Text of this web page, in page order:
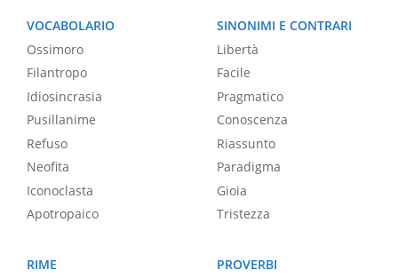
VOCABOLARIO
Ossimoro
Filantropo
Idiosincrasia
Pusillanime
Refuso
Neofita
Iconoclasta
Apotropaico
SINONIMI E CONTRARI
Libertà
Facile
Pragmatico
Conoscenza
Riassunto
Paradigma
Gioia
Tristezza
RIME
PROVERBI